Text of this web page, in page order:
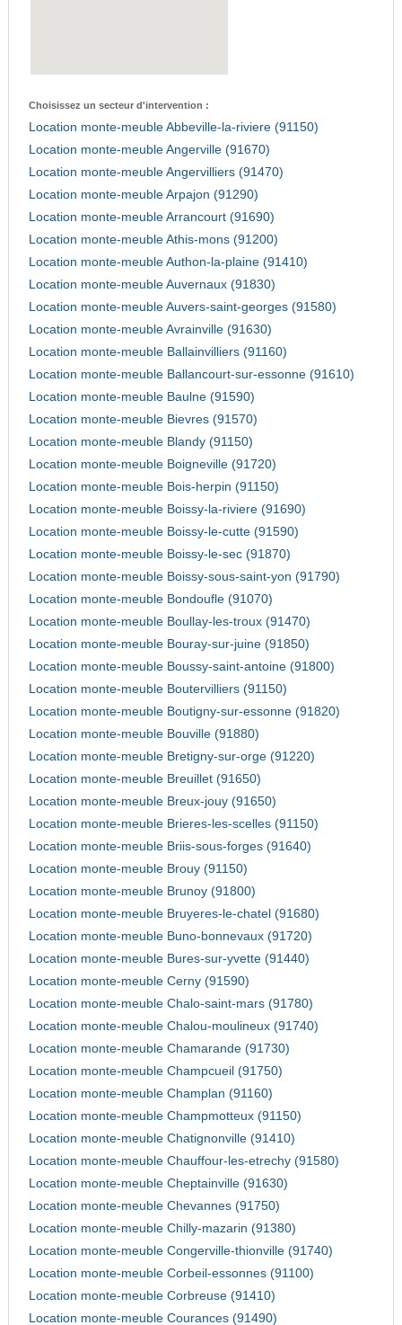
Choisissez un secteur d'intervention :
Location monte-meuble Abbeville-la-riviere (91150)
Location monte-meuble Angerville (91670)
Location monte-meuble Angervilliers (91470)
Location monte-meuble Arpajon (91290)
Location monte-meuble Arrancourt (91690)
Location monte-meuble Athis-mons (91200)
Location monte-meuble Authon-la-plaine (91410)
Location monte-meuble Auvernaux (91830)
Location monte-meuble Auvers-saint-georges (91580)
Location monte-meuble Avrainville (91630)
Location monte-meuble Ballainvilliers (91160)
Location monte-meuble Ballancourt-sur-essonne (91610)
Location monte-meuble Baulne (91590)
Location monte-meuble Bievres (91570)
Location monte-meuble Blandy (91150)
Location monte-meuble Boigneville (91720)
Location monte-meuble Bois-herpin (91150)
Location monte-meuble Boissy-la-riviere (91690)
Location monte-meuble Boissy-le-cutte (91590)
Location monte-meuble Boissy-le-sec (91870)
Location monte-meuble Boissy-sous-saint-yon (91790)
Location monte-meuble Bondoufle (91070)
Location monte-meuble Boullay-les-troux (91470)
Location monte-meuble Bouray-sur-juine (91850)
Location monte-meuble Boussy-saint-antoine (91800)
Location monte-meuble Boutervilliers (91150)
Location monte-meuble Boutigny-sur-essonne (91820)
Location monte-meuble Bouville (91880)
Location monte-meuble Bretigny-sur-orge (91220)
Location monte-meuble Breuillet (91650)
Location monte-meuble Breux-jouy (91650)
Location monte-meuble Brieres-les-scelles (91150)
Location monte-meuble Briis-sous-forges (91640)
Location monte-meuble Brouy (91150)
Location monte-meuble Brunoy (91800)
Location monte-meuble Bruyeres-le-chatel (91680)
Location monte-meuble Buno-bonnevaux (91720)
Location monte-meuble Bures-sur-yvette (91440)
Location monte-meuble Cerny (91590)
Location monte-meuble Chalo-saint-mars (91780)
Location monte-meuble Chalou-moulineux (91740)
Location monte-meuble Chamarande (91730)
Location monte-meuble Champcueil (91750)
Location monte-meuble Champlan (91160)
Location monte-meuble Champmotteux (91150)
Location monte-meuble Chatignonville (91410)
Location monte-meuble Chauffour-les-etrechy (91580)
Location monte-meuble Cheptainville (91630)
Location monte-meuble Chevannes (91750)
Location monte-meuble Chilly-mazarin (91380)
Location monte-meuble Congerville-thionville (91740)
Location monte-meuble Corbeil-essonnes (91100)
Location monte-meuble Corbreuse (91410)
Location monte-meuble Courances (91490)